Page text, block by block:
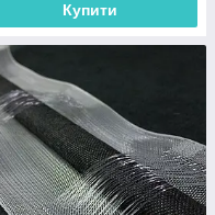
Купити